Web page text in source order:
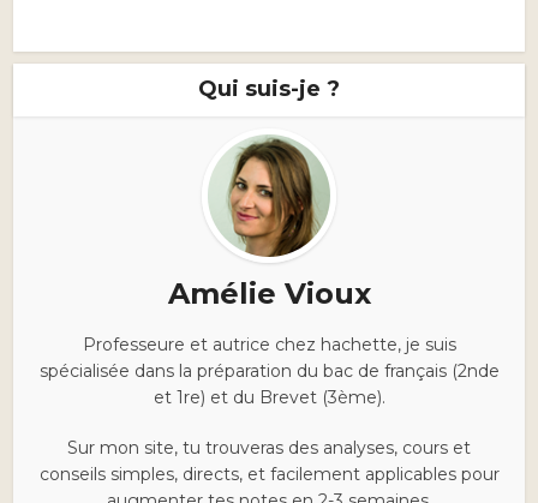
Qui suis-je ?
Amélie Vioux
Professeure et autrice chez hachette, je suis
spécialisée dans la préparation du bac de français (2nde
et 1re) et du Brevet (3ème).
Sur mon site, tu trouveras des analyses, cours et
conseils simples, directs, et facilement applicables pour